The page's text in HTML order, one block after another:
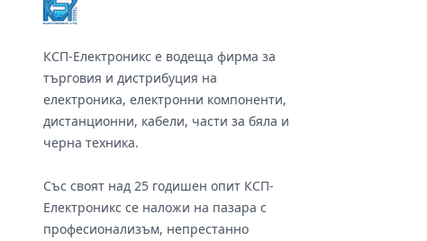
КСП-Електроникс е водеща фирма за
търговия и дистрибуция на
електроника, електронни компоненти,
дистанционни, кабели, части за бяла и
черна техника.
Със своят над 25 годишен опит КСП-
Електроникс се наложи на пазара с
професионализъм, непрестанно